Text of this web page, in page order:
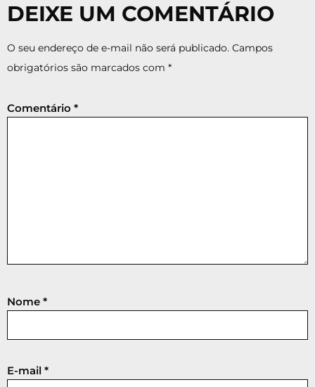
DEIXE UM COMENTÁRIO
O seu endereço de e-mail não será publicado. Campos
obrigatórios são marcados com *
Comentário *
Nome *
E-mail *